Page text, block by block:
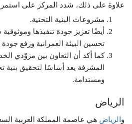
علاوة على ذلك، شدد المركز على
مشروعات البنية التحتية.
أيضًا تعزيز جودة تنفيذها
تحسين البيئة العمرانية ورفع جودة
كما أكد أن التعاون بين مزوّدي
المشرفة يعد أساسًا لتحقيق بنية
ومستدامة.
الرياض
والرياض هي عاصمة المملكة العربية